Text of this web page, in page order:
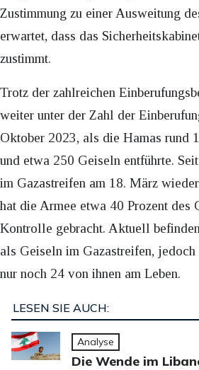
Zustimmung zu einer Ausweitung
erwartet, dass das
zustimmt.
Trotz der zahlreichen
weiter unter der Zahl der
Oktober 2023, als die Hamas rund
und etwa 250 Geiseln entführte.
im Gazastreifen am 18. März
hat die Armee etwa 40 Prozent des
Kontrolle gebracht. Aktuell
als Geiseln im Gazastreifen,
nur noch 24 von ihnen am Leben.
LESEN SIE AUCH:
Analyse
Die Wende im